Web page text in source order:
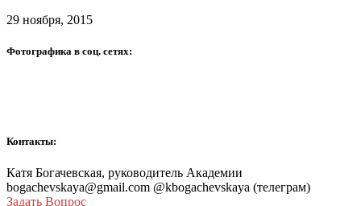
29 ноября, 2015
Фотографика в соц. сетях:
Контакты:
Катя Богачевская, руководитель Академии
bogachevskaya@gmail.com @kbogachevskaya (телеграм)
Задать Вопрос